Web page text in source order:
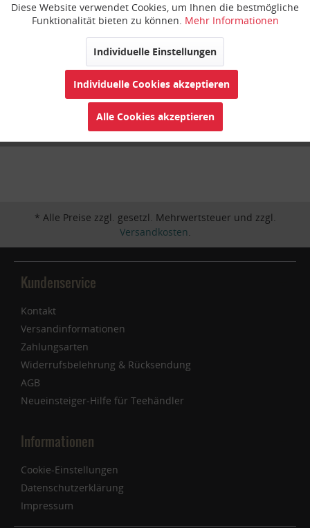
Honiglaune
* Alle Preise zzgl. gesetzl. Mehrwertsteuer und zzgl.
Versandkosten.
Kundenservice
Kontakt
Versandinformationen
Zahlungsarten
Widerrufsbelehrung & Rücksendung
AGB
Neueinsteiger-Hilfe für Teehändler
Informationen
Cookie-Einstellungen
Datenschutzerklärung
Impressum
Funktionale Aktiv
Inaktiv
Inaktiv
Personalisierung Inaktiv
Diese Website verwendet Cookies, um Ihnen die bestmögliche
Funktionalität bieten zu können. Mehr Informationen
Individuelle Einstellungen
Individuelle Cookies akzeptieren
Alle Cookies akzeptieren